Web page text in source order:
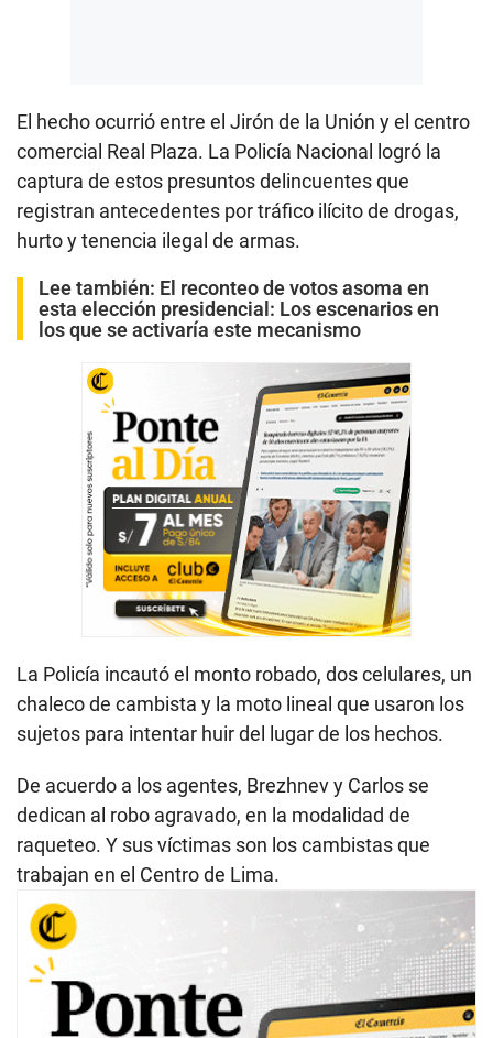
El hecho ocurrió entre el Jirón de la Unión y el centro
comercial Real Plaza. La Policía Nacional logró la
captura de estos presuntos delincuentes que
registran antecedentes por tráfico ilícito de drogas,
hurto y tenencia ilegal de armas.
Lee también: El reconteo de votos asoma en
esta elección presidencial: Los escenarios en
los que se activaría este mecanismo
La Policía incautó el monto robado, dos celulares, un
chaleco de cambista y la moto lineal que usaron los
sujetos para intentar huir del lugar de los hechos.
De acuerdo a los agentes, Brezhnev y Carlos se
dedican al robo agravado, en la modalidad de
raqueteo. Y sus víctimas son los cambistas que
trabajan en el Centro de Lima.